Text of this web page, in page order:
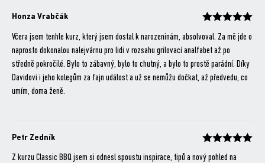
Honza Vrabčák
Včera jsem tenhle kurz, který jsem dostal k narozeninám, absolvoval. Za mě jde o
naprosto dokonalou nalejvárnu pro lidi v rozsahu grilovací analfabet až po
středně pokročilé. Bylo to zábavný, bylo to chutný, a bylo to prostě parádní. Díky
Davidovi i jeho kolegům za fajn událost a už se nemůžu dočkat, až předvedu, co
umím, doma ženě.
Petr Zedník
Z kurzu Classic BBQ jsem si odnesl spoustu inspirace, tipů a nový pohled na